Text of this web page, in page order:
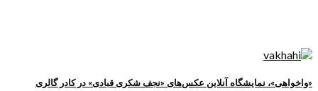
«واخواهی»، نمایشگاه آنلاین عکس‌های «نجف شکری قبادی» در کادر گالری